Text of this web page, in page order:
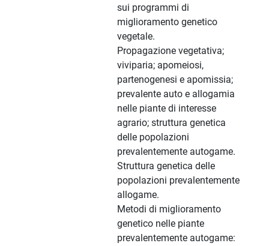
sui programmi di
miglioramento genetico
vegetale.
Propagazione vegetativa;
viviparia; apomeiosi,
partenogenesi e apomissia;
prevalente auto e allogamia
nelle piante di interesse
agrario; struttura genetica
delle popolazioni
prevalentemente autogame.
Struttura genetica delle
popolazioni prevalentemente
allogame.
Metodi di miglioramento
genetico nelle piante
prevalentemente autogame: